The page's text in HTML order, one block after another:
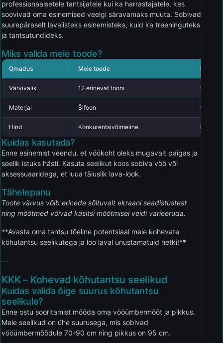
professionaalsetele tantsijatele kui ka harrastajatele, kes
soovivad oma esinemised veelgi säravamaks muuta. Sobivad
suurepäraselt lavalisteks esinemisteks, kuid ka treeninguteks
ja tantsutundideks.
Miks valida meie toode?
Omadus Meie toode
Värvivalik 12 erinevat tooni 5-6
Materjal Šifoon
Hind Konkurentsivõimeline
Kuidas kasutada?
Enne esinemist veendu, et vöökoht oleks mugavalt paigas ja
seelik istuks hästi. Kasuta seelikut koos sobiva vöö või
aksessuaaridega, et luua täiuslik lava-look.
Tähelepanu
Toote värvus võib erineda sõltuvalt ekraani seadistustest
ning mõõtmed võivad käsitsi mõõtmisel veidi varieeruda.
**Avasta oma tantsu tõeline potentsiaal meie kohevate
kõhutantsu seelikutega ja loo laval unustamatuid hetki!**
—
KKK – Kohevad kõhutantsu seelikud
Kuidas valida õige suurus kõhutantsu
seelikule?
Enne ostu sooritamist mõõda oma vööümbermõõt ja pikkus.
Meie seelikud on ühe suurusega, mis sobivad
vööümbermõõdule 70-90 cm ning pikkus on 95 cm.